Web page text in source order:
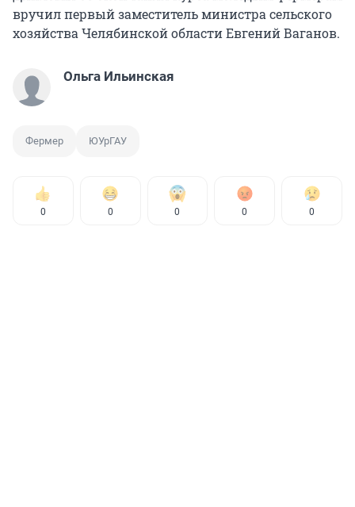
вручил первый заместитель министра сельского
хозяйства Челябинской области Евгений Ваганов.
Ольга Ильинская
Фермер ЮУрГАУ
0 0 0 0 0